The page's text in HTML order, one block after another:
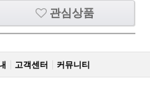
관심상품
고객센터 커뮤니티